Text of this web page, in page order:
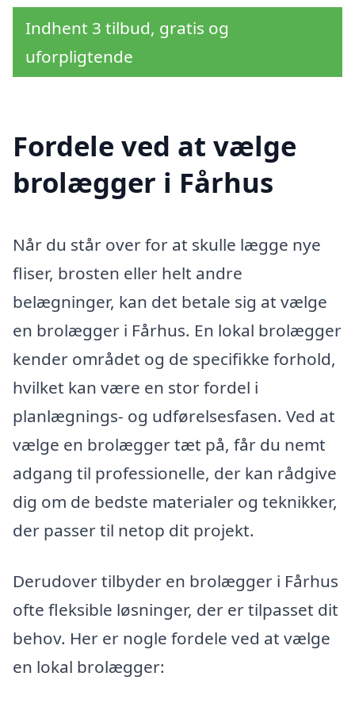
Indhent 3 tilbud, gratis og
uforpligtende
Fordele ved at vælge
brolægger i Fårhus
Når du står over for at skulle lægge nye
fliser, brosten eller helt andre
belægninger, kan det betale sig at vælge
en brolægger i Fårhus. En lokal brolægger
kender området og de specifikke forhold,
hvilket kan være en stor fordel i
planlægnings- og udførelsesfasen. Ved at
vælge en brolægger tæt på, får du nemt
adgang til professionelle, der kan rådgive
dig om de bedste materialer og teknikker,
der passer til netop dit projekt.
Derudover tilbyder en brolægger i Fårhus
ofte fleksible løsninger, der er tilpasset dit
behov. Her er nogle fordele ved at vælge
en lokal brolægger: